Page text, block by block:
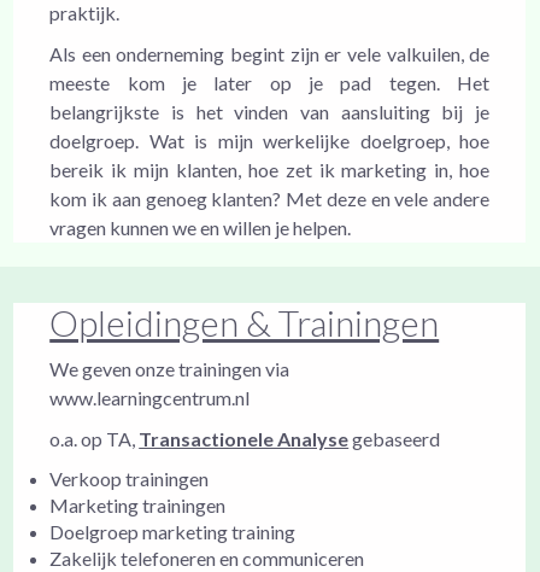
praktijk.
Als een onderneming begint zijn er vele valkuilen, de
meeste kom je later op je pad tegen. Het
belangrijkste is het vinden van aansluiting bij je
doelgroep. Wat is mijn werkelijke doelgroep, hoe
bereik ik mijn klanten, hoe zet ik marketing in, hoe
kom ik aan genoeg klanten? Met deze en vele andere
vragen kunnen we en willen je helpen.
Opleidingen & Trainingen
We geven onze trainingen via
www.learningcentrum.nl
o.a. op TA, Transactionele Analysegebaseerd
Verkoop trainingen
Marketing trainingen
Doelgroep marketing training
Zakelijk telefoneren en communiceren